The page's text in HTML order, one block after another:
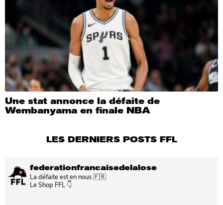
Une stat annonce la défaite de
Wembanyama en finale NBA
LES DERNIERS POSTS FFL
federationfrancaisedelalose
La défaite est en nous 🇫🇷
Le Shop FFL 👇